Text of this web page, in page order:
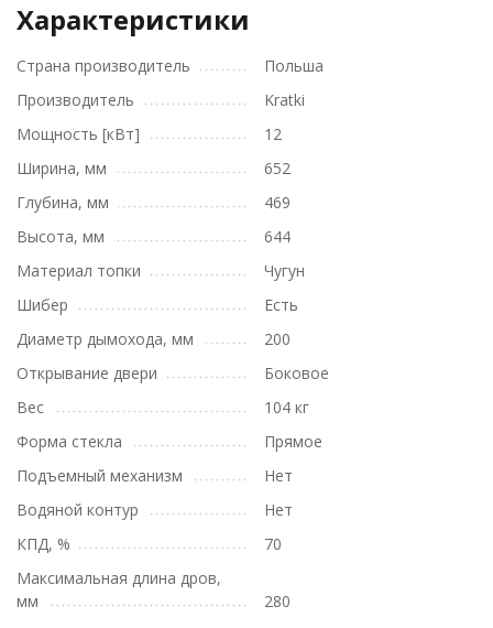
Характеристики
Страна производитель
Польша
Производитель
Kratki
Мощность [кВт]
12
Ширина, мм
652
Глубина, мм
469
Высота, мм
644
Материал топки
Чугун
Шибер
Есть
Диаметр дымохода, мм
200
Открывание двери
Боковое
Вес
104 кг
Форма стекла
Прямое
Подъемный механизм
Нет
Водяной контур
Нет
КПД, %
70
Максимальная длина дров,
мм
280